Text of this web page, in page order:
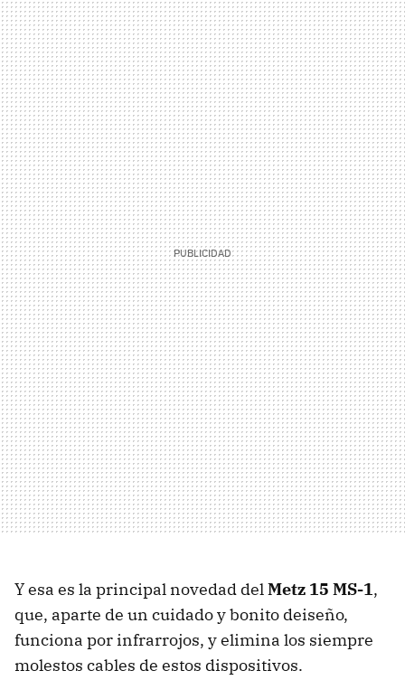
Y esa es la principal novedad del Metz 15 MS-1,
que, aparte de un cuidado y bonito deiseño,
funciona por infrarrojos, y elimina los siempre
molestos cables de estos dispositivos.